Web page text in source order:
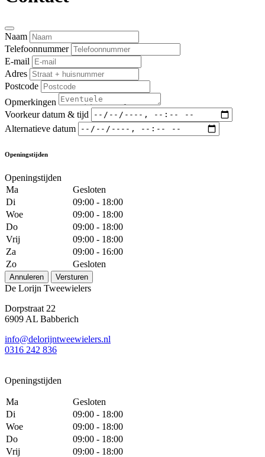
Naam
Telefoonnummer
E-mail
Adres
Postcode
Opmerkingen
Voorkeur datum & tijd
Alternatieve datum
Openingstijden
Openingstijden
Ma
Gesloten
Di
09:00 - 18:00
Woe
09:00 - 18:00
Do
09:00 - 18:00
Vrij
09:00 - 18:00
Za
09:00 - 16:00
Zo
Gesloten
Annuleren Versturen
De Lorijn Tweewielers
Dorpstraat 22
6909 AL Babberich
info@delorijntweewielers.nl
0316 242 836
Openingstijden
Ma
Gesloten
Di
09:00 - 18:00
Woe
09:00 - 18:00
Do
09:00 - 18:00
Vrij
09:00 - 18:00